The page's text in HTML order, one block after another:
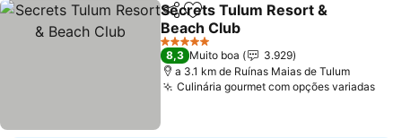
PartilharAdicionar aos favoritos
Secrets Tulum Resort &
Beach Club
5 Estrelas
8,3 Muito boa
3.929
a 3.1 km de Ruínas Maias de Tulum
Culinária gourmet com opções variadas